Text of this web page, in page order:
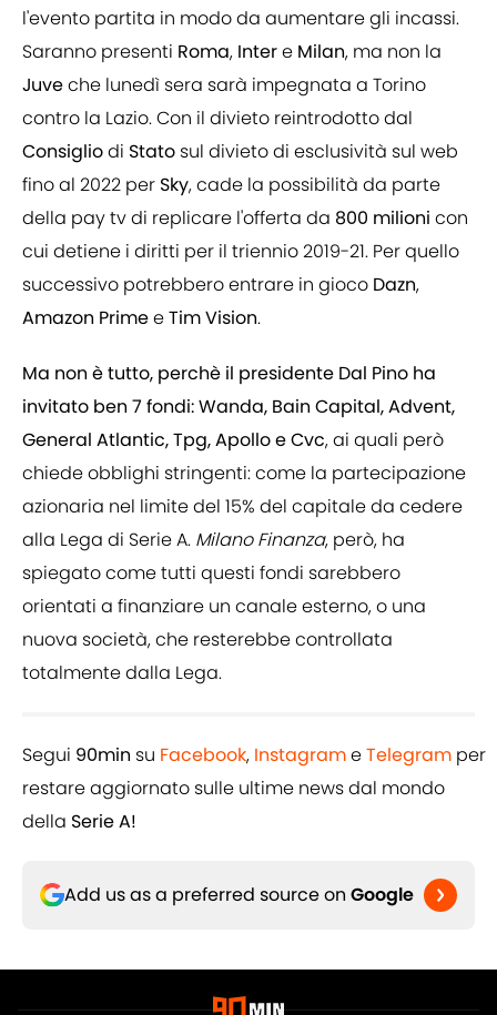
l'evento partita in modo da aumentare gli incassi.
Saranno presenti Roma, Intere Milan, ma non la
Juveche lunedì sera sarà impegnata a Torino
contro la Lazio. Con il divieto reintrodotto dal
Consigliodi Stato sul divieto di esclusività sul web
fino al 2022 per Sky, cade la possibilità da parte
della pay tv di replicare l'offerta da 800 milioni con
cui detiene i diritti per il triennio 2019-21. Per quello
successivo potrebbero entrare in gioco Dazn,
Amazon PrimeeTimVision.
Ma non è tutto, perchè il presidente Dal Pino ha
invitato ben 7 fondi: Wanda, Bain Capital, Advent,
General Atlantic, Tpg, Apollo e Cvc, ai quali però
chiede obblighi stringenti: come la partecipazione
azionaria nel limite del 15% del capitale da cedere
alla Lega di Serie A. Milano Finanza, però, ha
spiegato come tutti questi fondi sarebbero
orientati a finanziare un canale esterno, o una
nuova società, che resterebbe controllata
totalmente dalla Lega.
Segui 90min su Facebook, InstagrameTelegram per
restare aggiornato sulle ultime news dal mondo
della Serie A!
Add us as a preferred source on Google